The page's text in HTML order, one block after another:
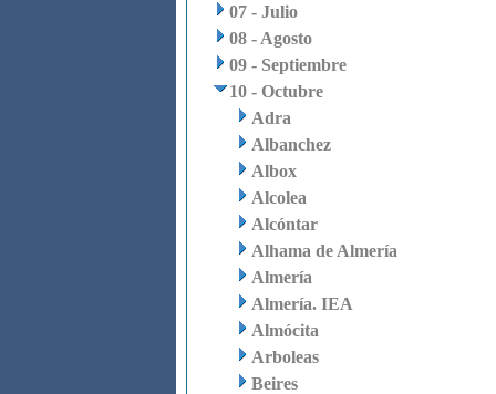
07 - Julio
08 - Agosto
09 - Septiembre
10 - Octubre
Adra
Albanchez
Albox
Alcolea
Alcóntar
Alhama de Almería
Almería
Almería. IEA
Almócita
Arboleas
Beires